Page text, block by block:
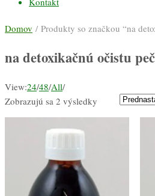
Domov / Produkty so značkou “na
na detoxikačnú očistu
View:24/48/All/
Zobrazujú sa 2 výsledky